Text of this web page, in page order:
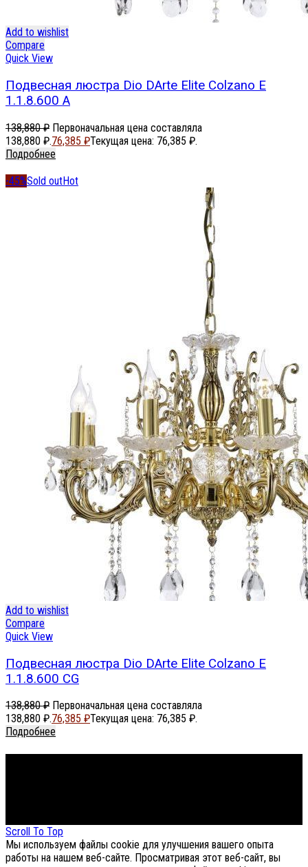
Add to wishlist
Compare
Quick View
Подвесная люстра Dio DArte Elite Colzano E
1.1.8.600 A
138,880₽ Первоначальная цена составляла
138,880 ₽.76,385 ₽Текущая цена: 76,385 ₽.
Подробнее
-45%Sold outHot
Add to wishlist
Compare
Quick View
Подвесная люстра Dio DArte Elite Colzano E
1.1.8.600 CG
138,880₽ Первоначальная цена составляла
138,880 ₽.76,385 ₽Текущая цена: 76,385 ₽.
Подробнее
Scroll To Top
Мы используем файлы cookie для улучшения вашего опыта
работы на нашем веб-сайте. Просматривая этот веб-сайт, вы